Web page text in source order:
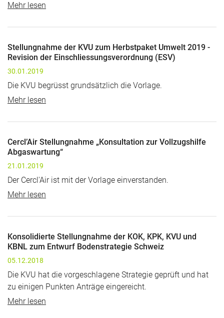
Mehr lesen
Stellungnahme der KVU zum Herbstpaket Umwelt 2019 -
Revision der Einschliessungsverordnung (ESV)
30.01.2019
Die KVU begrüsst grundsätzlich die Vorlage.
Mehr lesen
Cercl’Air Stellungnahme „Konsultation zur Vollzugshilfe
Abgaswartung“
21.01.2019
Der Cercl'Air ist mit der Vorlage einverstanden.
Mehr lesen
Konsolidierte Stellungnahme der KOK, KPK, KVU und
KBNL zum Entwurf Bodenstrategie Schweiz
05.12.2018
Die KVU hat die vorgeschlagene Strategie geprüft und hat
zu einigen Punkten Anträge eingereicht.
Mehr lesen